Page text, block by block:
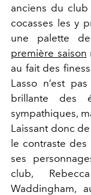
anciens du club
cocasses les y
une palette
première saison
au fait des
Lasso n’est
brillante des
sympathiques,
Laissant donc
le contraste des
ses
club,
Waddingham,